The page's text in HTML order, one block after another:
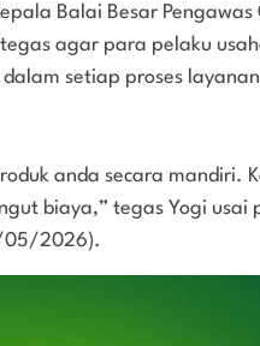
Balai Besar
agar para pelaku
setiap proses
anda secara mandiri.
biaya,” tegas Yogi usai
05/2026).